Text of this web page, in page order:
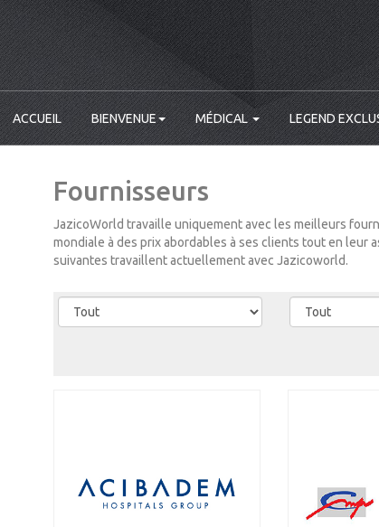
ACCUEIL BIENVENUE MÉDICAL LEGEND
Fournisseurs
JazicoWorld travaille uniquement avec les meilleurs
mondiale à des prix abordables à ses clients tout en leur
suivantes travaillent actuellement avec Jazicoworld.